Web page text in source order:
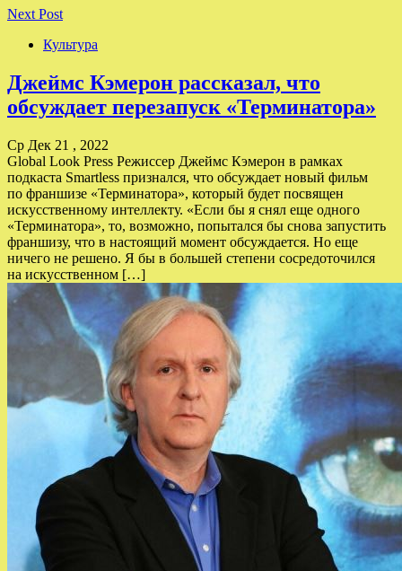
Next Post
Культура
Джеймс Кэмерон рассказал, что
обсуждает перезапуск «Терминатора»
Ср Дек 21 , 2022
Global Look Press Режиссер Джеймс Кэмерон в рамках
подкаста Smartless признался, что обсуждает новый фильм
по франшизе «Терминатора», который будет посвящен
искусственному интеллекту. «Если бы я снял еще одного
«Терминатора», то, возможно, попытался бы снова запустить
франшизу, что в настоящий момент обсуждается. Но еще
ничего не решено. Я бы в большей степени сосредоточился
на искусственном […]